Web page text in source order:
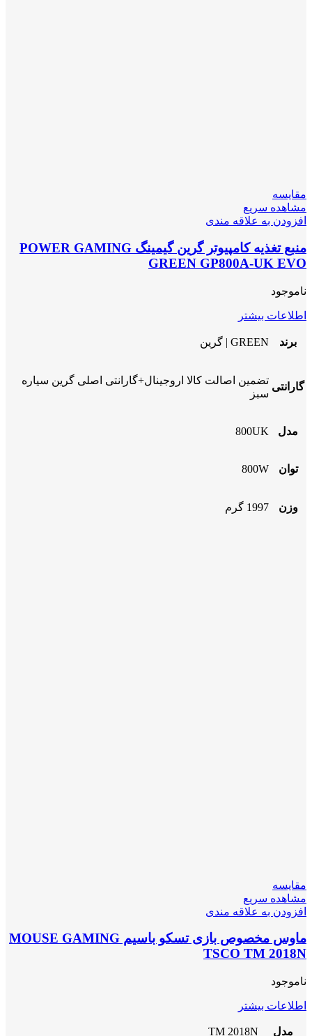
مقایسه
مشاهده سریع
افزودن به علاقه مندی
منبع تغذیه کامپیوتر گرین گیمینگ POWER GAMING
GREEN GP800A-UK EVO
ناموجود
اطلاعات بیشتر
برند GREEN | گرین
گارانتی
تضمین اصالت کالا اروجینال+گارانتی اصلی گرین سیاره
سبز
مدل 800UK
توان 800W
وزن 1997 گرم
مقایسه
مشاهده سریع
افزودن به علاقه مندی
ماوس مخصوص بازی تسکو باسیم MOUSE GAMING
TSCO TM 2018N
ناموجود
اطلاعات بیشتر
مدل TM 2018N